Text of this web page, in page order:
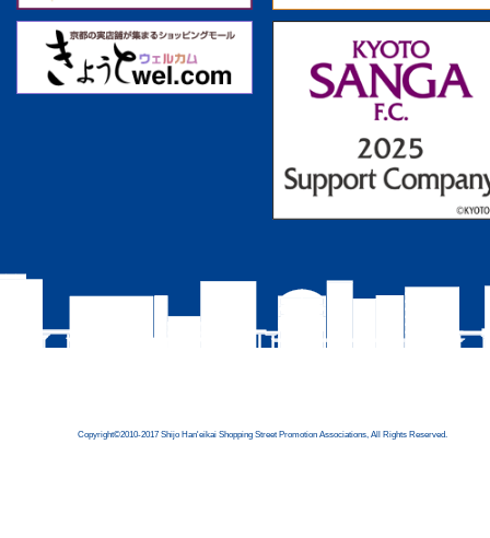
Copyright©2010-2017 Shijo Han'eikai Shopping Street Promotion Associations, All Rights Reserved.